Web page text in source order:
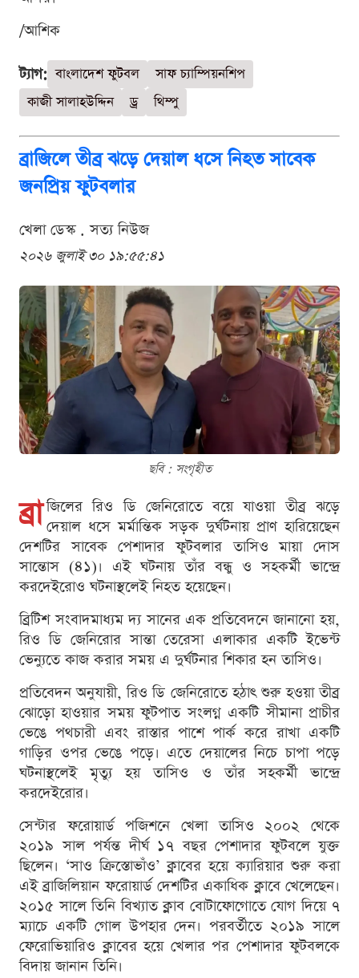
/আশিক
ট্যাগ: বাংলাদেশ ফুটবল
সাফ চ্যাম্পিয়নশিপ
কাজী সালাহউদ্দিন
ড্র থিম্পু
ব্রাজিলে তীব্র ঝড়ে দেয়াল ধসে নিহত সাবেক
জনপ্রিয় ফুটবলার
খেলা ডেস্ক . সত্য নিউজ
২০২৬ জুলাই ৩০ ১৯:৫৫:৪১
ছবি : সংগৃহীত
ব্রা জিলের রিও ডি জেনিরোতে বয়ে যাওয়া তীব্র ঝড়ে
দেয়াল ধসে মর্মান্তিক সড়ক দুর্ঘটনায় প্রাণ হারিয়েছেন
দেশটির সাবেক পেশাদার ফুটবলার তাসিও মায়া দোস
সান্তোস (৪১)। এই ঘটনায় তাঁর বন্ধু ও সহকর্মী ভান্দ্রে
করদেইরোও ঘটনাস্থলেই নিহত হয়েছেন।
ব্রিটিশ সংবাদমাধ্যম দ্য সানের এক প্রতিবেদনে জানানো হয়,
রিও ডি জেনিরোর সান্তা তেরেসা এলাকার একটি ইভেন্ট
ভেন্যুতে কাজ করার সময় এ দুর্ঘটনার শিকার হন তাসিও।
প্রতিবেদন অনুযায়ী, রিও ডি জেনিরোতে হঠাৎ শুরু হওয়া তীব্র
ঝোড়ো হাওয়ার সময় ফুটপাত সংলগ্ন একটি সীমানা প্রাচীর
ভেঙে পথচারী এবং রাস্তার পাশে পার্ক করে রাখা একটি
গাড়ির ওপর ভেঙে পড়ে। এতে দেয়ালের নিচে চাপা পড়ে
ঘটনাস্থলেই মৃত্যু হয় তাসিও ও তাঁর সহকর্মী ভান্দ্রে
করদেইরোর।
সেন্টার ফরোয়ার্ড পজিশনে খেলা তাসিও ২০০২ থেকে
২০১৯ সাল পর্যন্ত দীর্ঘ ১৭ বছর পেশাদার ফুটবলে যুক্ত
ছিলেন। ‘সাও ক্রিস্তোভাঁও’ ক্লাবের হয়ে ক্যারিয়ার শুরু করা
এই ব্রাজিলিয়ান ফরোয়ার্ড দেশটির একাধিক ক্লাবে খেলেছেন।
২০১৫ সালে তিনি বিখ্যাত ক্লাব বোটাফোগোতে যোগ দিয়ে ৭
ম্যাচে একটি গোল উপহার দেন। পরবর্তীতে ২০১৯ সালে
ফেরোভিয়ারিও ক্লাবের হয়ে খেলার পর পেশাদার ফুটবলকে
বিদায় জানান তিনি।